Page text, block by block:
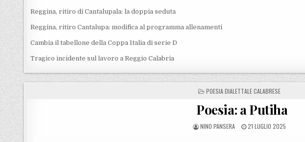
Reggina, ritiro di Cantalupala: la doppia seduta
Reggina, ritiro Cantalupa: modifica al programma allenamenti
Cambia il tabellone della Coppa Italia di serie D
Tragico incidente sul lavoro a Reggio Calabria
POSTED IN
POESIA DIALETTALE CALABRESE
Poesia: a Putiha
POSTED BY
NINO PANSERA POSTED ON
21 LUGLIO 2025